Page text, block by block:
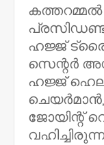
ഹജ്ജ്
സെന്റർ
ഹജ്ജ്
ജോയിന്റ്